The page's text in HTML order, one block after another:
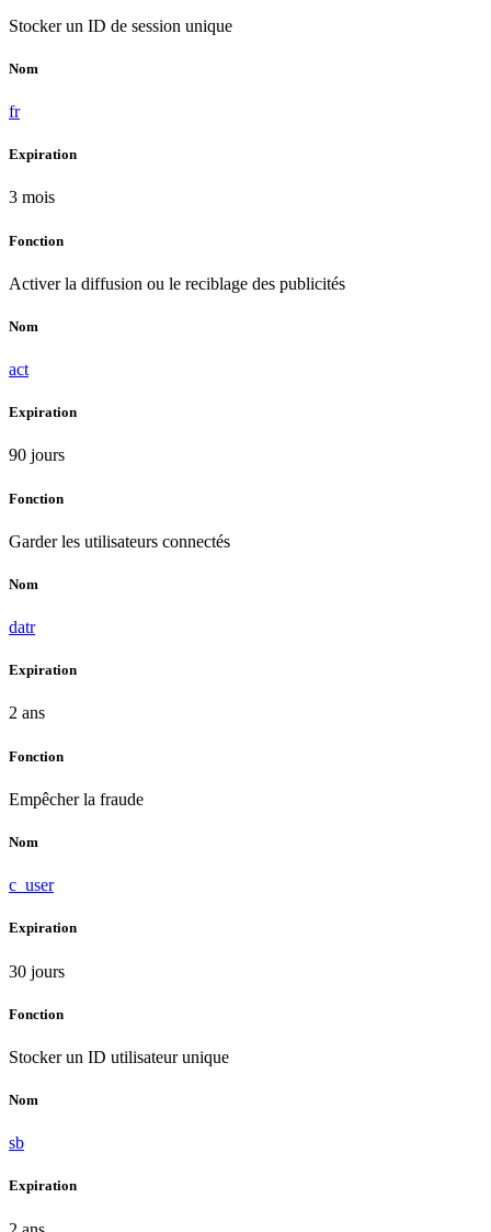
Stocker un ID de session unique
Nom
fr
Expiration
3 mois
Fonction
Activer la diffusion ou le reciblage des publicités
Nom
act
Expiration
90 jours
Fonction
Garder les utilisateurs connectés
Nom
datr
Expiration
2 ans
Fonction
Empêcher la fraude
Nom
c_user
Expiration
30 jours
Fonction
Stocker un ID utilisateur unique
Nom
sb
Expiration